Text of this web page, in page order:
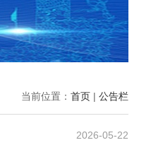
当前位置： 首页 | 公告栏
2026-05-22